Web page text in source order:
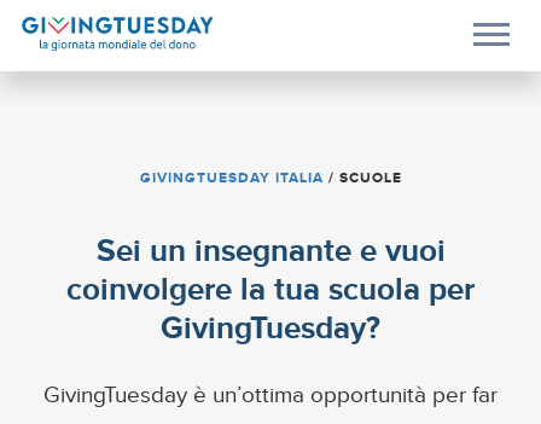
GIVINGTUESDAY ITALIA / SCUOLE
Sei un insegnante e vuoi
coinvolgere la tua scuola per
GivingTuesday?
GivingTuesday è un’ottima opportunità per far